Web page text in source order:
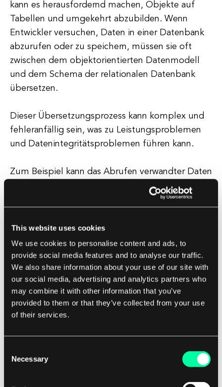
This website uses cookies
We use cookies to personalise content and ads, to
provide social media features and to analyse our traffic.
We also share information about your use of our site with
our social media, advertising and analytics partners who
may combine it with other information that you’ve
provided to them or that they’ve collected from your use
of their services.
Selection
Necessary
kann es herausfordernd machen, Objekte auf
Tabellen und umgekehrt abzubilden. Wenn
Entwickler versuchen, Daten in einer Datenbank
abzurufen oder zu speichern, müssen sie oft
zwischen dem objektorientierten Datenmodell
und dem Schema der relationalen Datenbank
übersetzen.
Dieser Übersetzungsprozess kann komplex und
fehleranfällig sein, was zu Leistungsproblemen
und Datenintegritätsproblemen führen kann.
Zum Beispiel kann das Abrufen verwandter Daten
aus mehreren Tabellen in einer relationalen
Datenbank mehrere Abfragen und Joins
Objekttraversierung in der objektorientierten
Programmierung ineffizient sein kann. Um den
Impedanzunterschied zu adressieren, können
Entwickler Object-Relational Mapping (ORM)-
Frameworks wie Hibernate oder Entity
Framework verwenden.
zwischen Objekten und Tabellen, sodass
Entwickler in ihrem Code mit Objekten arbeiten
können, während das ORM die